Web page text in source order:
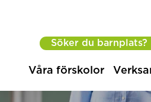
Söker du barnplats?
Våra förskolor